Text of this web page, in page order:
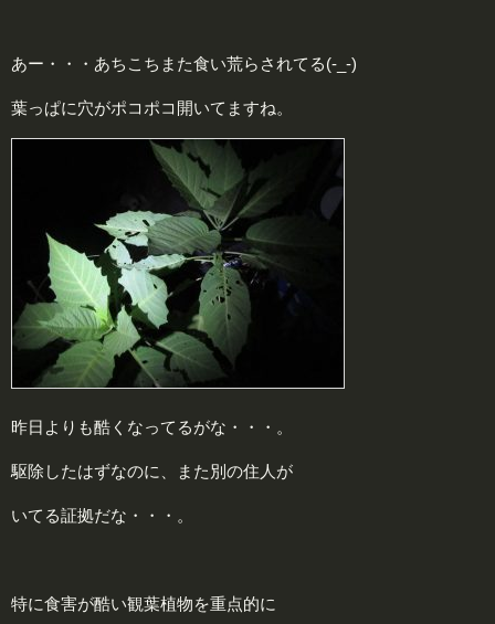
あー・・・あちこちまた食い荒らされてる(-_-)
葉っぱに穴がポコポコ開いてますね。
昨日よりも酷くなってるがな・・・。
駆除したはずなのに、また別の住人が
いてる証拠だな・・・。
特に食害が酷い観葉植物を重点的に